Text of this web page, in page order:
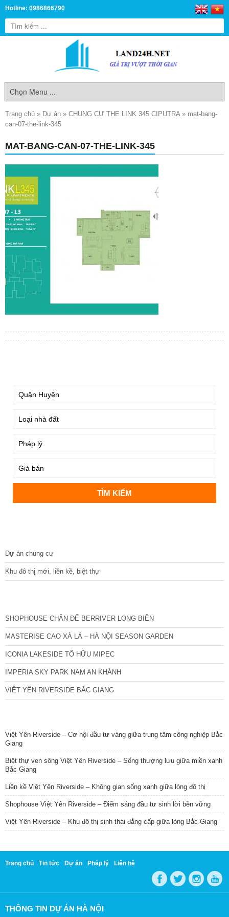
Hotline: 0986866790
Trang chủ » Dự án » CHUNG CƯ THE LINK 345 CIPUTRA» mat-bang-
can-07-the-link-345
MAT-BANG-CAN-07-THE-LINK-345
Dự án chung cư
Khu đô thị mới, liền kề, biệt thự
SHOPHOUSE CHÂN ĐẾ BERRIVER LONG BIÊN
MASTERISE CAO XÀ LÁ – HÀ NỘI SEASON GARDEN
ICONIA LAKESIDE TỐ HỮU MIPEC
IMPERIA SKY PARK NAM AN KHÁNH
VIỆT YÊN RIVERSIDE BẮC GIANG
Việt Yên Riverside – Cơ hội đầu tư vàng giữa trung tâm công nghiệp Bắc
Giang
Biệt thự ven sông Việt Yên Riverside – Sống thượng lưu giữa miền xanh
Bắc Giang
Liền kề Việt Yên Riverside – Không gian sống xanh giữa lòng đô thị
Shophouse Việt Yên Riverside – Điểm sáng đầu tư sinh lời bền vững
Việt Yên Riverside – Khu đô thị sinh thái đẳng cấp giữa lòng Bắc Giang
Trang chủ Tin tức Dự án Pháp lý Liên hệ
THÔNG TIN DỰ ÁN HÀ NỘI